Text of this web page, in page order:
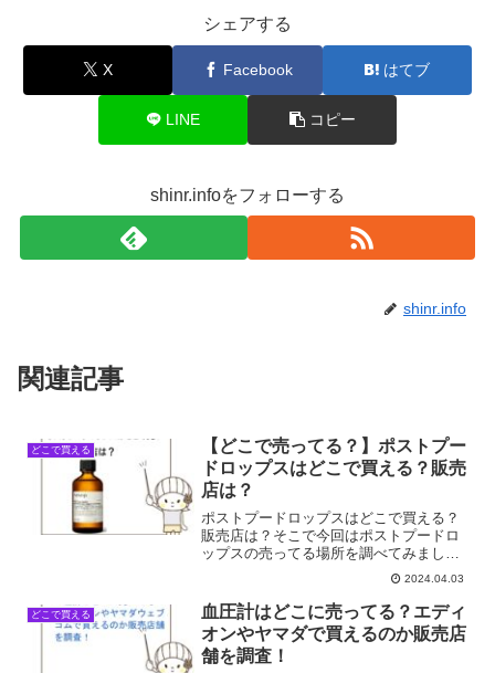
シェアする
X Facebook はてブ
LINE コピー
shinr.infoをフォローする
shinr.info
関連記事
どこで買える
【どこで売ってる？】ポストプー
ドロップスはどこで買える？販売
店は？
ポストプードロップスはどこで買える？
販売店は？そこで今回はポストプードロ
ップスの売ってる場所を調べてみまし
2024.04.03
どこで買える
血圧計はどこに売ってる？エディ
オンやヤマダで買えるのか販売店
舗を調査！